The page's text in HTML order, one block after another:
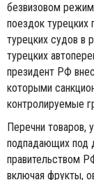
безвизовом
поездок турецких
турецких судов в
турецких
президент РФ
которыми
контролируемые
Перечни товаров,
подпадающих под
правительством
включая фрукты,